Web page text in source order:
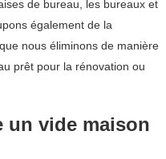
de bureau, les bureaux et
également de la
nous éliminons de manière
prêt pour la rénovation ou
un vide maison